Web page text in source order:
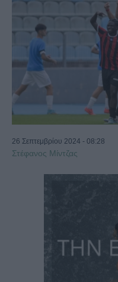
26 Σεπτεμβρίου 2024 - 08:28
Στέφανος Μίντζας